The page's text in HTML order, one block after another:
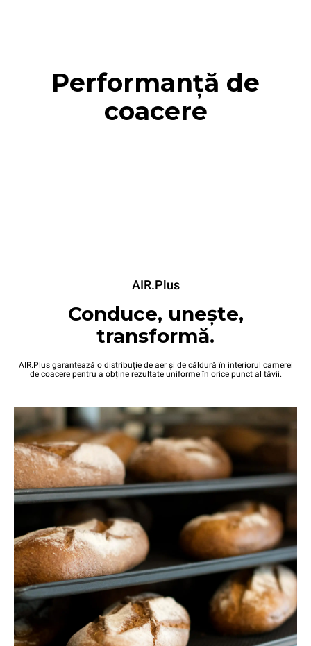
Performanță de
coacere
AIR.Plus
Conduce, unește,
transformă.
AIR.Plus garantează o distribuție de aer și de căldură în interiorul camerei
de coacere pentru a obține rezultate uniforme în orice punct al tăvii.